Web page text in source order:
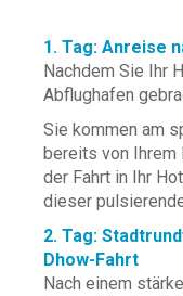
1. Tag: Anreise
Nachdem Sie Ihr
Abflughafen
Sie kommen am
bereits von Ihrem
der Fahrt in Ihr
dieser
2. Tag:
Dhow-Fahrt
Nach einem